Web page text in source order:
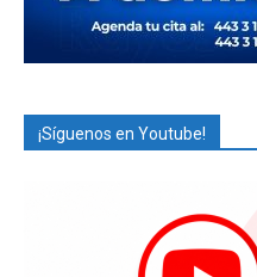
¡Síguenos en Youtube!